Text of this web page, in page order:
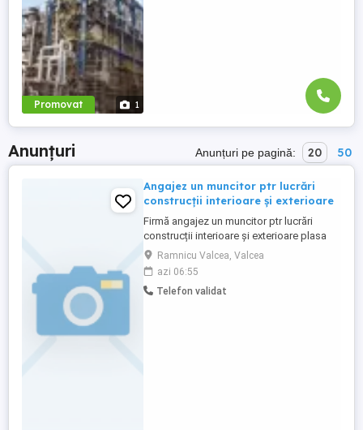
Promovat 1
Anunțuri Anunțuri pe pagină: 20 50
Angajez un muncitor ptr lucrări
construcții interioare și exterioare
Firmă angajez un muncitor ptr lucrări
construcții interioare și exterioare plasa
adeziv decorativă pavaje etc ,este loc și
ptr un muncitor ajutor
Ramnicu Valcea, Valcea
azi 06:55
Telefon validat